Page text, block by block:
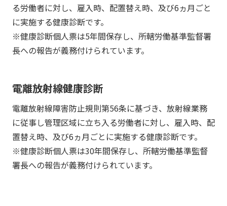
る労働者に対し、雇入時、配置替え時、及び6ヵ月ごと
に実施する健康診断です。
※健康診断個人票は5年間保存し、所轄労働基準監督署
長への報告が義務付けられています。
電離放射線健康診断
電離放射線障害防止規則第56条に基づき、放射線業務
に従事し管理区域に立ち入る労働者に対し、雇入時、配
置替え時、及び6ヵ月ごとに実施する健康診断です。
※健康診断個人票は30年間保存し、所轄労働基準監督
署長への報告が義務付けられています。